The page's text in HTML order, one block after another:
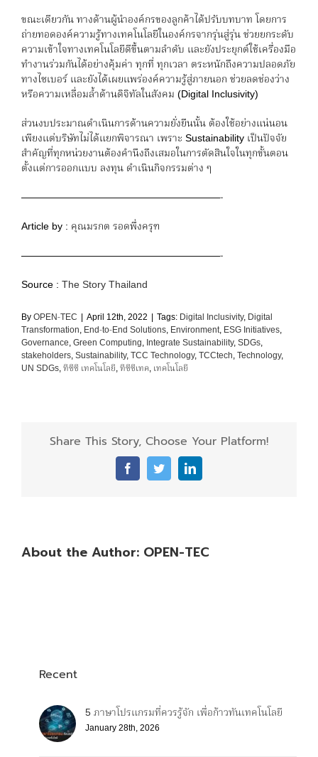
ขณะเดียวกัน ทางด้านผู้นำองค์กรของลูกค้าได้ปรับบทบาท โดยการ
ถ่ายทอดองค์ความรู้ทางเทคโนโลยีในองค์กรจากรุ่นสู่รุ่น ช่วยยกระดับ
ความเข้าใจทางเทคโนโลยีดีขึ้นตามลำดับ และยังประยุกต์ใช้เครื่องมือ
ทำงานร่วมกันได้อย่างคุ้มค่า ทุกที่ ทุกเวลา ตระหนักถึงความปลอดภัย
ทางไซเบอร์ และยังได้เผยแพร่องค์ความรู้สู่ภายนอก ช่วยลดช่องว่าง
หรือความเหลื่อมล้ำด้านดิจิทัลในสังคม (Digital Inclusivity)
ส่วนงบประมาณดำเนินการด้านความยั่งยืนนั้น ต้องใช้อย่างแน่นอน
เพียงแต่บริษัทไม่ได้แยกพิจารณา เพราะ Sustainability เป็นปัจจัย
สำคัญที่ทุกหน่วยงานต้องคำนึงถึงเสมอในการตัดสินใจในทุกขั้นตอน
ตั้งแต่การออกแบบ ลงทุน ดำเนินกิจกรรมต่าง ๆ
————————————————————-
Article by : คุณมรกต รอดพึ่งครุฑ
————————————————————-
Source : The Story Thailand
ByOPEN-TEC | April 12th, 2022 | Tags: Digital Inclusivity, Digital
Transformation, End-to-End Solutions, Environment, ESG Initiatives,
Governance,Green Computing, Integrate Sustainability,SDGs,
stakeholders,Sustainability,TCC Technology,TCCtech,Technology,
UN SDGs,ทีซีซี เทคโนโลยี,ทีซีซีเทค, เทคโนโลยี
Share This Story, Choose Your Platform!
FacebookTwitterLinkedIn
About the Author: OPEN-TEC
Recent
5 ภาษาโปรแกรมที่ควรรู้จัก เพื่อก้าวทันเทคโนโลยี
January 28th, 2026